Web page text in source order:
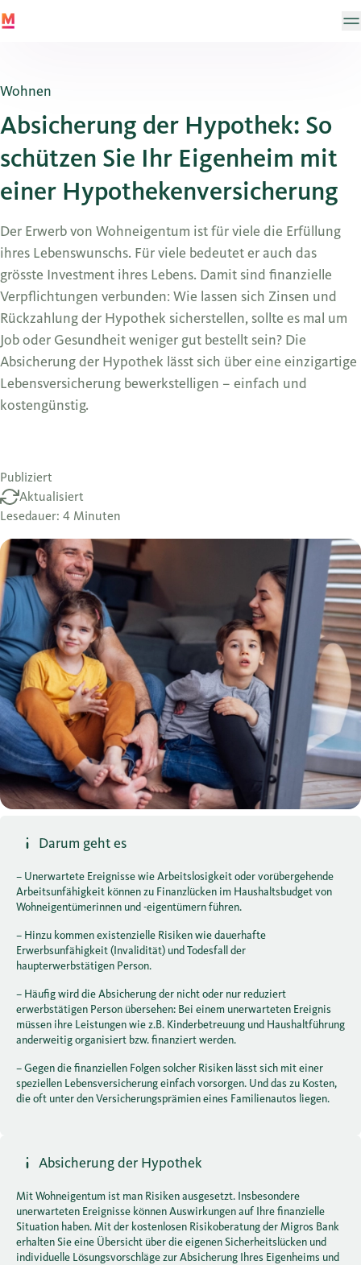
Wohnen
Absicherung der Hypothek: So
schützen Sie Ihr Eigenheim mit
einer Hypothekenversicherung
Der Erwerb von Wohneigentum ist für viele die Erfüllung
ihres Lebenswunschs. Für viele bedeutet er auch das
grösste Investment ihres Lebens. Damit sind finanzielle
Verpflichtungen verbunden: Wie lassen sich Zinsen und
Rückzahlung der Hypothek sicherstellen, sollte es mal um
Job oder Gesundheit weniger gut bestellt sein? Die
Absicherung der Hypothek lässt sich über eine einzigartige
Lebensversicherung bewerkstelligen – einfach und
kostengünstig.
Publiziert
Aktualisiert
Lesedauer: 4 Minuten
Darum geht es
– Unerwartete Ereignisse wie Arbeitslosigkeit oder vorübergehende
Arbeitsunfähigkeit können zu Finanzlücken im Haushaltsbudget von
Wohneigentümerinnen und -eigentümern führen.
– Hinzu kommen existenzielle Risiken wie dauerhafte
Erwerbsunfähigkeit (Invalidität) und Todesfall der
haupterwerbstätigen Person.
– Häufig wird die Absicherung der nicht oder nur reduziert
erwerbstätigen Person übersehen: Bei einem unerwarteten Ereignis
müssen ihre Leistungen wie z.B. Kinderbetreuung und Haushaltführung
anderweitig organisiert bzw. finanziert werden.
– Gegen die finanziellen Folgen solcher Risiken lässt sich mit einer
speziellen Lebensversicherung einfach vorsorgen. Und das zu Kosten,
die oft unter den Versicherungsprämien eines Familienautos liegen.
Absicherung der Hypothek
Mit Wohneigentum ist man Risiken ausgesetzt. Insbesondere
unerwarteten Ereignisse können Auswirkungen auf Ihre finanzielle
Situation haben. Mit der kostenlosen Risikoberatung der Migros Bank
erhalten Sie eine Übersicht über die eigenen Sicherheitslücken und
individuelle Lösungsvorschläge zur Absicherung Ihres Eigenheims und